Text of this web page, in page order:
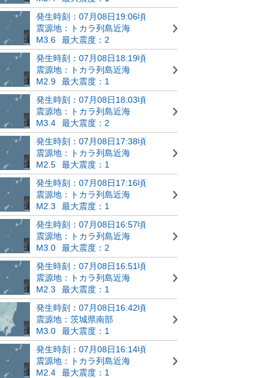
発生時刻：07月08日19:06頃
震源地：トカラ列島近海
M3.6
最大震度：2
発生時刻：07月08日18:19頃
震源地：トカラ列島近海
M2.9
最大震度：1
発生時刻：07月08日18:03頃
震源地：トカラ列島近海
M3.4
最大震度：2
発生時刻：07月08日17:38頃
震源地：トカラ列島近海
M2.5
最大震度：1
発生時刻：07月08日17:16頃
震源地：トカラ列島近海
M2.3
最大震度：1
発生時刻：07月08日16:57頃
震源地：トカラ列島近海
M3.0
最大震度：2
発生時刻：07月08日16:51頃
震源地：トカラ列島近海
M2.3
最大震度：1
発生時刻：07月08日16:42頃
震源地：茨城県南部
M3.0
最大震度：1
発生時刻：07月08日16:14頃
震源地：トカラ列島近海
M2.4
最大震度：1